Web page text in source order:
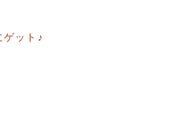
ゲット♪